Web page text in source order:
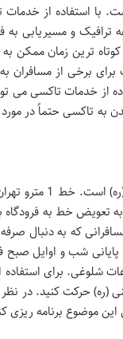
با استفاده از
و مسیریابی به
کوتاه ترین زمان ممکن
برخی از مسافران
از خدمات تاکسی می
به تاکسی حتماً در
مترو یکی از مقرون به صرفه ترین و سریع ترین راه ها برای رسیدن به
تعویض خط به فرودگاه
که به دنبال
شب و اوایل صبح
برای استفاده
امام خمینی (ره) حرکت کنید. در
موضوع برنامه ریزی